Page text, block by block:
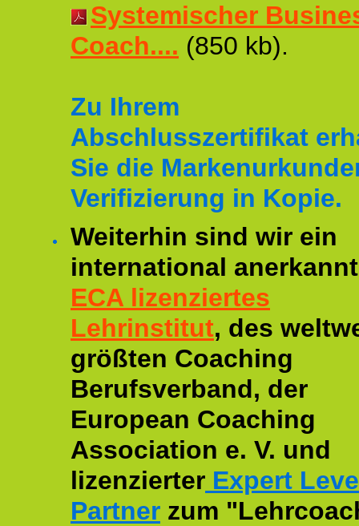
Systemischer
Coach.... (850 kb).
Zu Ihrem
Abschlusszertifikat
Sie die
Verifizierung in Kopie.
Weiterhin sind wir ein
international
ECA lizenziertes
Lehrinstitut, des
größten Coaching
Berufsverband, der
European Coaching
Association e. V. und
lizenzierter Expert
Partner zum